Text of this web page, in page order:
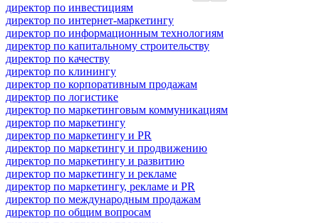
директор по инвестициям
директор по интернет-маркетингу
директор по информационным технологиям
директор по капитальному строительству
директор по качеству
директор по клинингу
директор по корпоративным продажам
директор по логистике
директор по маркетинговым коммуникациям
директор по маркетингу
директор по маркетингу и PR
директор по маркетингу и продвижению
директор по маркетингу и развитию
директор по маркетингу и рекламе
директор по маркетингу, рекламе и PR
директор по международным продажам
директор по общим вопросам